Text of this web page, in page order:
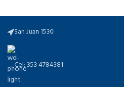
San Juan 1530
Cel: 353 4784381